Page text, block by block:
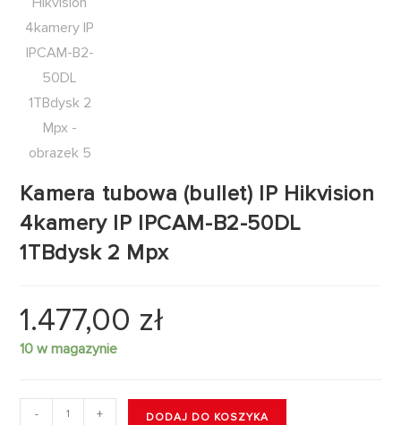
Kamera tubowa (bullet) IP Hikvision
4kamery IP IPCAM-B2-50DL
1TBdysk 2 Mpx
1.477,00 zł
10 w magazynie
- + DODAJ DO KOSZYKA